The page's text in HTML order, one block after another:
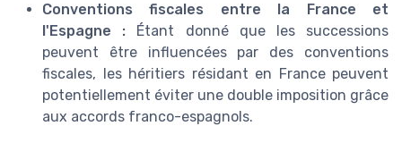
Conventions fiscales entre la France et
l'Espagne : Étant donné que les successions
peuvent être influencées par des conventions
fiscales, les héritiers résidant en France peuvent
potentiellement éviter une double imposition grâce
aux accords franco-espagnols.